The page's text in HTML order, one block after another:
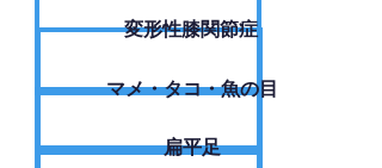
変形性膝関節症
​マメ・タコ・魚の目
扁平足